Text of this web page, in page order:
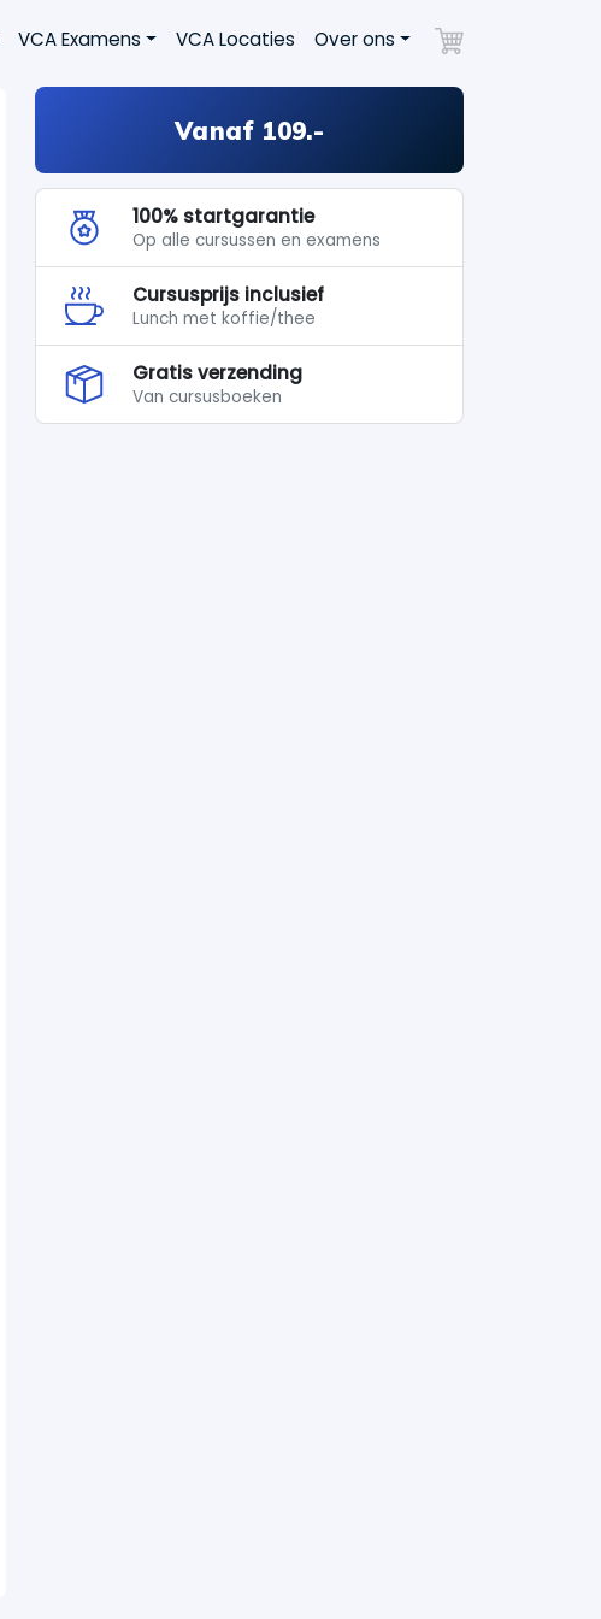
VCA Examens VCA Locaties Over ons
Vanaf 109.-
100% startgarantie
Op alle cursussen en examens
Cursusprijs inclusief
Lunch met koffie/thee
Gratis verzending
Van cursusboeken